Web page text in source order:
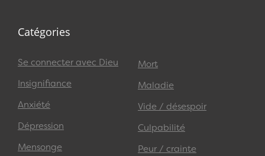
Catégories
Se connecter avec Dieu
Insignifiance
Anxiété
Dépression
Mensonge
Mort
Maladie
Vide / désespoir
Culpabilité
Peur / crainte